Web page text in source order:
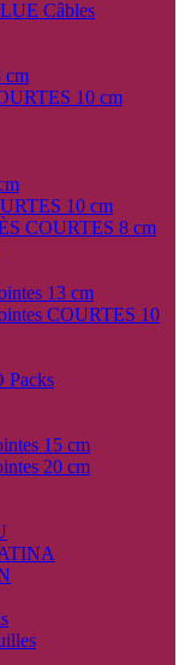
Câbles
cm
10 cm
10 cm
COURTES 8 cm
13 cm
COURTES 10
Packs
15 cm
20 cm